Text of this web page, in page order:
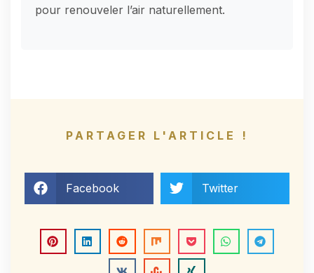
pour renouveler l’air naturellement.
PARTAGER L'ARTICLE !
Facebook Twitter